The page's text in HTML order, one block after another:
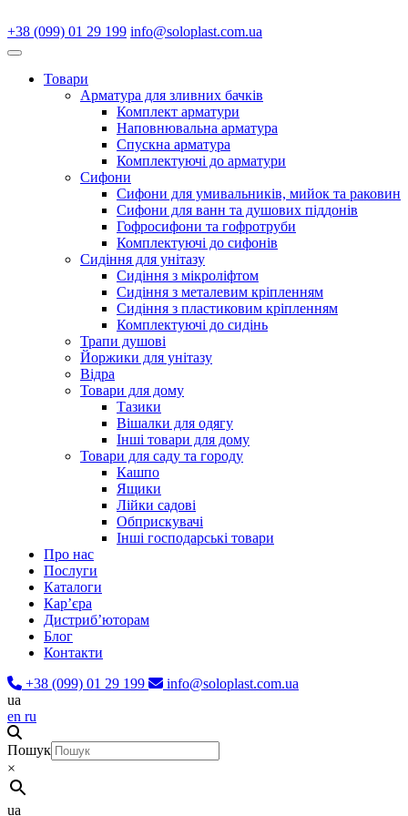
+38 (099) 01 29 199 info@soloplast.com.ua
Товари
Арматура для зливних бачків
Комплект арматури
Наповнювальна арматура
Спускна арматура
Комплектуючі до арматури
Сифони
Сифони для умивальників, мийок та раковин
Сифони для ванн та душових піддонів
Гофросифони та гофротруби
Комплектуючі до сифонів
Сидіння для унітазу
Сидіння з мікроліфтом
Сидіння з металевим кріпленням
Сидіння з пластиковим кріпленням
Комплектуючі до сидінь
Трапи душові
Йоржики для унітазу
Відра
Товари для дому
Тазики
Вішалки для одягу
Інші товари для дому
Товари для саду та городу
Кашпо
Ящики
Лійки садові
Обприскувачі
Інші господарські товари
Про нас
Послуги
Каталоги
Карʼєра
Дистриб’юторам
Блог
Контакти
+38 (099) 01 29 199
info@soloplast.com.ua
ua
en ru
Пошук
×
ua